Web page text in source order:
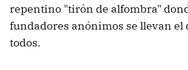
repentino "tirón de alfombra"
fundadores anónimos se llevan el
todos.